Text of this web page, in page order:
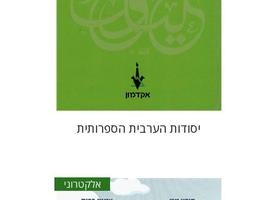
הנחת אתר ספר אלקטרוני
$18
יסודות הערבית הספרותית
אלקטרוני